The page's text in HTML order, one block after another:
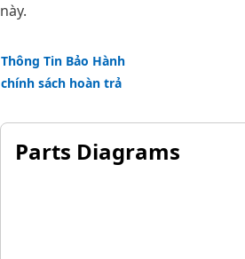
này.
Thông Tin Bảo Hành
chính sách hoàn trả
Parts Diagrams